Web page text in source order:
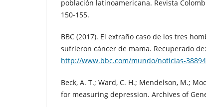
población latinoamericana. Revista
150-155.
BBC (2017). El extraño caso de los tres
sufrieron cáncer de mama. Recuperado de:
http://www.bbc.com/mundo/noticias-
Beck, A. T.; Ward, C. H.; Mendelson, M.;
for measuring depression. Archives of